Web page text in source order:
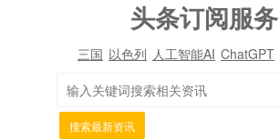
头条订阅服务
三国 以色列 人工智能AI ChatGPT
搜索最新资讯